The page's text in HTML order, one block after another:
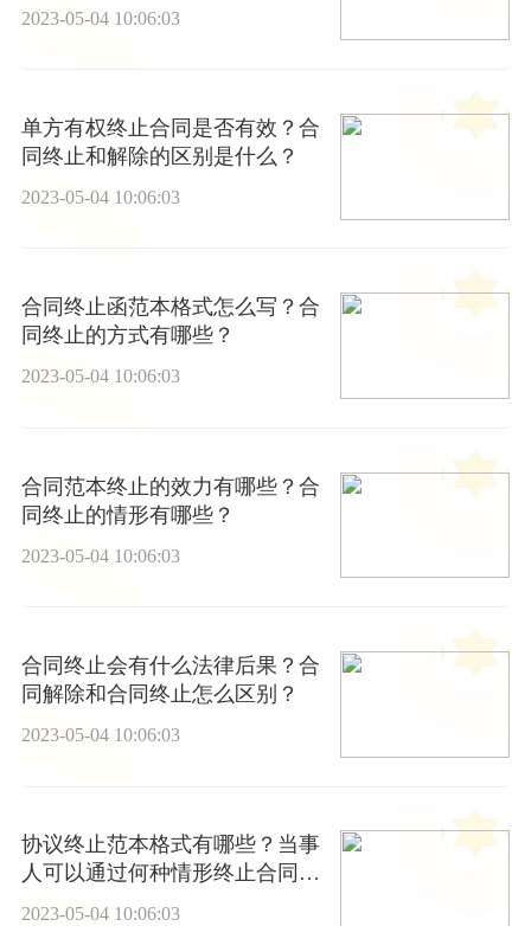
2023-05-04 10:06:03
单方有权终止合同是否有效？合
同终止和解除的区别是什么？
2023-05-04 10:06:03
合同终止函范本格式怎么写？合
同终止的方式有哪些？
2023-05-04 10:06:03
合同范本终止的效力有哪些？合
同终止的情形有哪些？
2023-05-04 10:06:03
合同终止会有什么法律后果？合
同解除和合同终止怎么区别？
2023-05-04 10:06:03
协议终止范本格式有哪些？当事
人可以通过何种情形终止合同
吗？
2023-05-04 10:06:03